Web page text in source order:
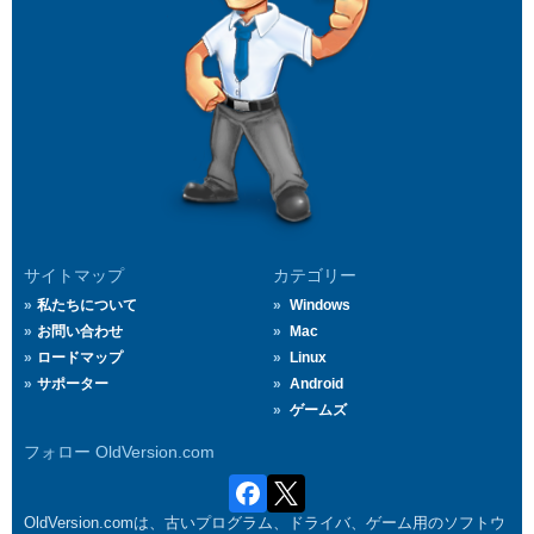
サイトマップ
私たちについて
お問い合わせ
ロードマップ
サポーター
カテゴリー
Windows
Mac
Linux
Android
ゲームズ
フォロー OldVersion.com
OldVersion.comは、古いプログラム、ドライバ、ゲーム用のソフトウ